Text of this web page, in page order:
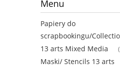
Menu
Papiery do
scrapbookingu/
13 arts Mixed Media
Maski/ Stencils 13 arts